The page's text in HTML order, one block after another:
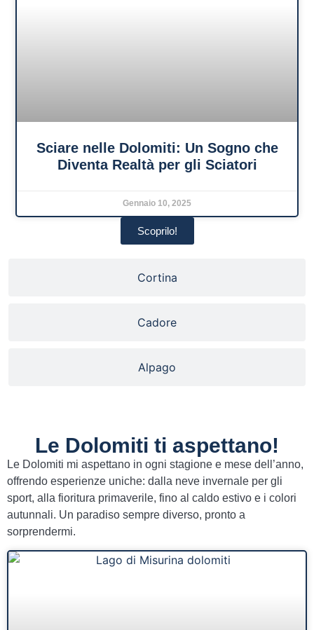
Cortina
Cadore
Alpago
Sciare nelle Dolomiti: Un Sogno che
Diventa Realtà per gli Sciatori
Gennaio 10, 2025
Scoprilo!
Le Dolomiti ti aspettano!
Le Dolomiti mi aspettano in ogni stagione e mese dell’anno,
offrendo esperienze uniche: dalla neve invernale per gli
sport, alla fioritura primaverile, fino al caldo estivo e i colori
autunnali. Un paradiso sempre diverso, pronto a
sorprendermi.